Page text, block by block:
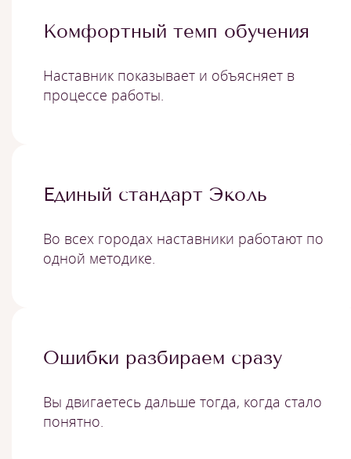
Комфортный темп обучения
Наставник показывает и объясняет в
процессе работы.
Единый стандарт Эколь
Во всех городах наставники работают по
одной методике.
Ошибки разбираем сразу
Вы двигаетесь дальше тогда, когда стало
понятно.